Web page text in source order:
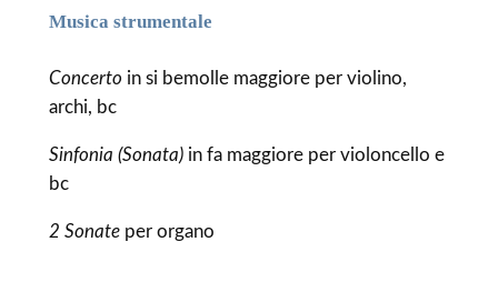
Musica strumentale
Concerto in si bemolle maggiore per violino,
archi, bc
Sinfonia (Sonata)in fa maggiore per violoncello e
bc
2 Sonateper organo